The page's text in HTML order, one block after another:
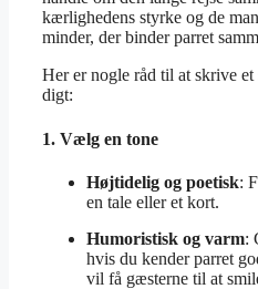
kærlighedens styrke og de
minder, der binder parret
Her er nogle råd til at skrive et
digt:
1. Vælg en tone
Højtidelig og poetisk:
en tale eller et kort.
Humoristisk og varm:
hvis du kender parret
vil få gæsterne til at